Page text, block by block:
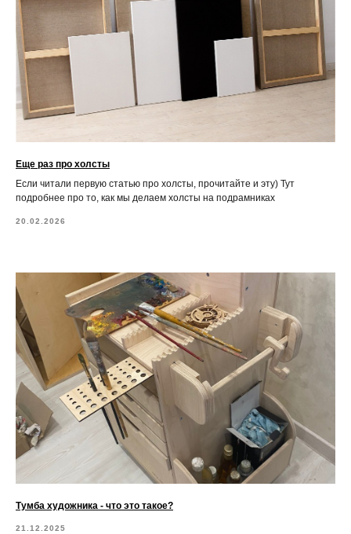
Еще раз про холсты
Если читали первую статью про холсты, прочитайте и эту) Тут
подробнее про то, как мы делаем холсты на подрамниках
20.02.2026
Тумба художника - что это такое?
21.12.2025